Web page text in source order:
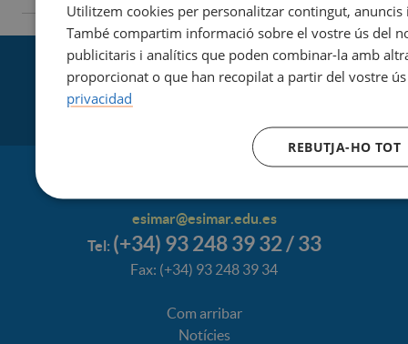
esimar@esimar.edu.es
Tel: (+34) 93 248 39 32 / 33
Fax: (+34) 93 248 39 34
Com arribar
Notícies
Utilitzem cookies per personalitzar contingut,
També compartim informació sobre el vostre ús del
publicitaris i analítics que poden combinar-la amb
proporcionat o que han recopilat a partir del vostre ús
privacidad
REBUTJA-HO TOT